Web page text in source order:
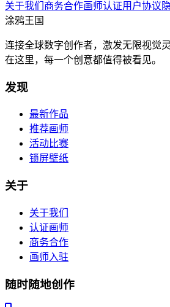
关于我们 商务合作画师认证用户协议
涂鸦王国
连接全球数字创作者，激发无限视觉灵
在这里，每一个创意都值得被看见。
发现
最新作品
推荐画师
活动比赛
锁屏壁纸
关于
关于我们
认证画师
商务合作
画师入驻
随时随地创作